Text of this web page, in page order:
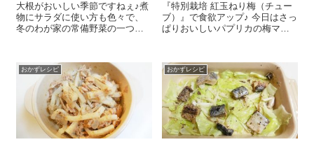
大根がおいしい季節ですねぇ♪煮
物にサラダに使い方も色々で、
冬のわが家の常備野菜の一つで
ピをご紹介しまーす 作り方はと
っても簡単！ポイントはおいし
い中華だしの素なのですー＾
＾。 ...
『特別栽培 紅玉ねり梅（チュー
ブ）』で食欲アップ♪ 今日はさっ
ぱりおいしいパプリカの梅マリ
す。酢 小さじ1、『特別栽培 紅
玉ねり梅（チューブ）』 チュ
ーブで...
おかずレシピ おかずレシピ